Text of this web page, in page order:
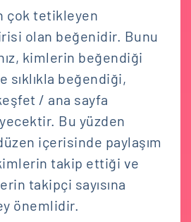
çok tetikleyen
olan beğenidir. Bunu
kimlerin beğendiği
sıklıkla beğendiği,
/ ana sayfa
Bu yüzden
içerisinde paylaşım
kimlerin takip ettiği ve
takipçi sayısına
önemlidir.